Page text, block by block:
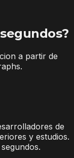
a partir de
de
y estudios.